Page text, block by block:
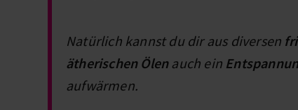
Natürlich kannst du dir aus diversen
ätherischen Ölenauch ein
aufwärmen.